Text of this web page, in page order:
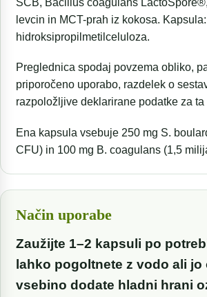
levcin in MCT-prah iz kokosa. Kapsula:
hidroksipropilmetilceluloza.
Preglednica spodaj povzema obliko,
priporočeno uporabo, razdelek o
razpoložljive deklarirane podatke za ta
Ena kapsula vsebuje 250 mg S.
CFU) in 100 mg B. coagulans (1,5
Način uporabe
Zaužijte 1–2 kapsuli po
lahko pogoltnete z vodo ali jo
vsebino dodate hladni hrani